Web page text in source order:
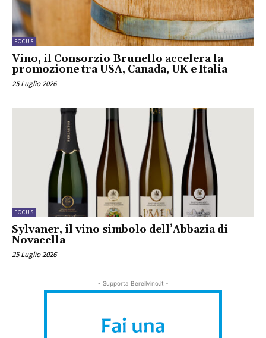
FOCUS
Vino, il Consorzio Brunello accelera la
promozione tra USA, Canada, UK e Italia
25 Luglio 2026
FOCUS
Sylvaner, il vino simbolo dell’Abbazia di
Novacella
25 Luglio 2026
- Supporta Bereilvino.it -